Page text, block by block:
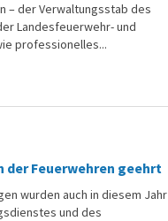
– der Verwaltungsstab des
Landesfeuerwehr- und
professionelles...
der Feuerwehren geehrt
wurden auch in diesem Jahr
und des